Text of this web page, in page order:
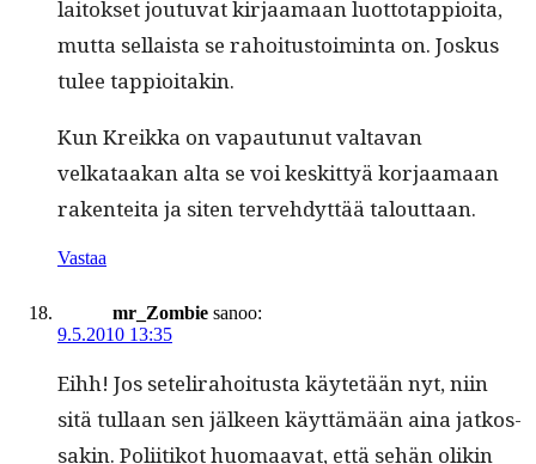
laitok­set joutu­vat kir­jaa­maan luot­to­tap­pi­oi­ta,
mut­ta sel­l­aista se rahoi­tus­toim­inta on. Joskus
tulee tappioitakin.
Kun Kreik­ka on vapau­tunut val­ta­van
velkataakan alta se voi keskit­tyä kor­jaa­maan
rak­en­tei­ta ja siten ter­ve­hdyt­tää talouttaan.
Vastaa
mr_Zombie sanoo:
9.5.2010 13:35
Eihh! Jos setelira­hoi­tus­ta käytetään nyt, niin
sitä tul­laan sen jäl­keen käyt­tämään aina jatkos­
sakin. Poli­itikot huo­maa­vat, että sehän olikin